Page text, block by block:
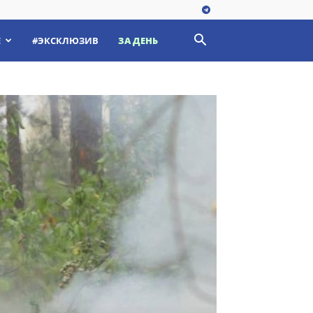
#ЭКСКЛЮЗИВ ЗА ДЕНЬ